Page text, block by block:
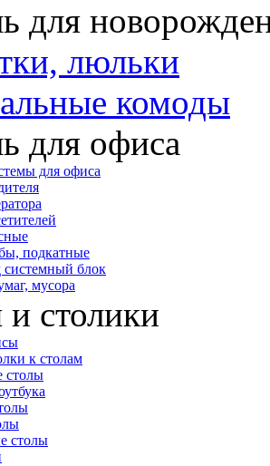
для
люльки
комоды
для офиса
для офиса
подкатные
системный блок
мусора
столики
к столам
столы
столы